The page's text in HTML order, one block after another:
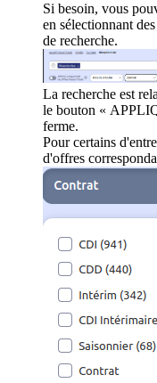
Si besoin, vous
en sélectionnant
de recherche.
La recherche est
le bouton «
ferme.
Pour certains
d'offres